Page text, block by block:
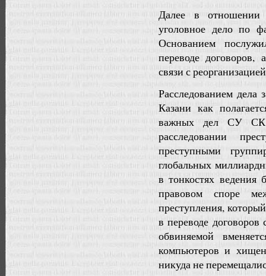
Далее в отношении
уголовное дело по
Основанием
переводе договоров,
связи с
Расследованием дела
Казани как
важных дел СУ СК
расследовании
преступными
глобальных
в тонкостях ведения
правовом споре
преступления,
в переводе
обвиняемой
компьютеров и
никуда не